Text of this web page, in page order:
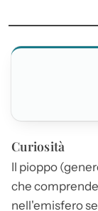
Curiosità
Il pioppo
che
nell'emisfero